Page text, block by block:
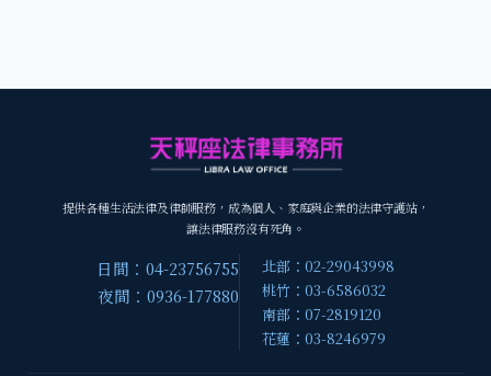
提供各種生活法律及律師服務，成為個人、家庭與企業的法律守護站，
讓法律服務沒有死角。
日間：04-23756755
夜間：0936-177880
北部：02-29043998
桃竹：03-6586032
南部：07-2819120
花蓮：03-8246979